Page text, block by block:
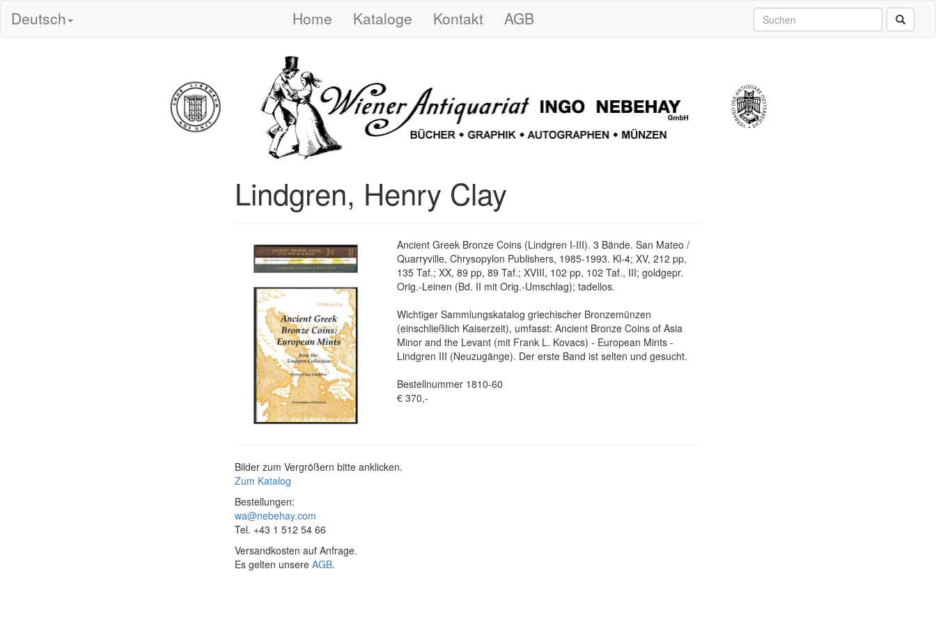
Deutsch Home Kataloge Kontakt AGB
Lindgren, Henry Clay
Ancient Greek Bronze Coins (Lindgren I-III). 3 Bände. San Mateo /
Quarryville, Chrysopylon Publishers, 1985-1993. Kl-4; XV, 212 pp,
135 Taf.; XX, 89 pp, 89 Taf.; XVIII, 102 pp, 102 Taf., III; goldgepr.
Orig.-Leinen (Bd. II mit Orig.-Umschlag); tadellos.
Wichtiger Sammlungskatalog griechischer Bronzemünzen
(einschließlich Kaiserzeit), umfasst: Ancient Bronze Coins of Asia
Minor and the Levant (mit Frank L. Kovacs) - European Mints -
Lindgren III (Neuzugänge). Der erste Band ist selten und gesucht.
Bestellnummer 1810-60
€ 370,-
Bilder zum Vergrößern bitte anklicken.
Zum Katalog
Bestellungen:
wa@nebehay.com
Tel. +43 1 512 54 66
Versandkosten auf Anfrage.
Es gelten unsere AGB.